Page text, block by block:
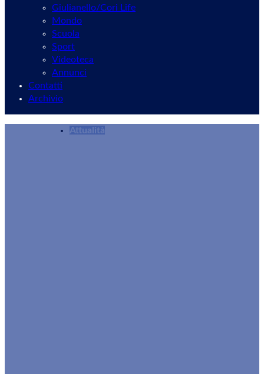
Giulianello/Cori Life
Mondo
Scuola
Sport
Videoteca
Annunci
Contatti
Archivio
Attualità